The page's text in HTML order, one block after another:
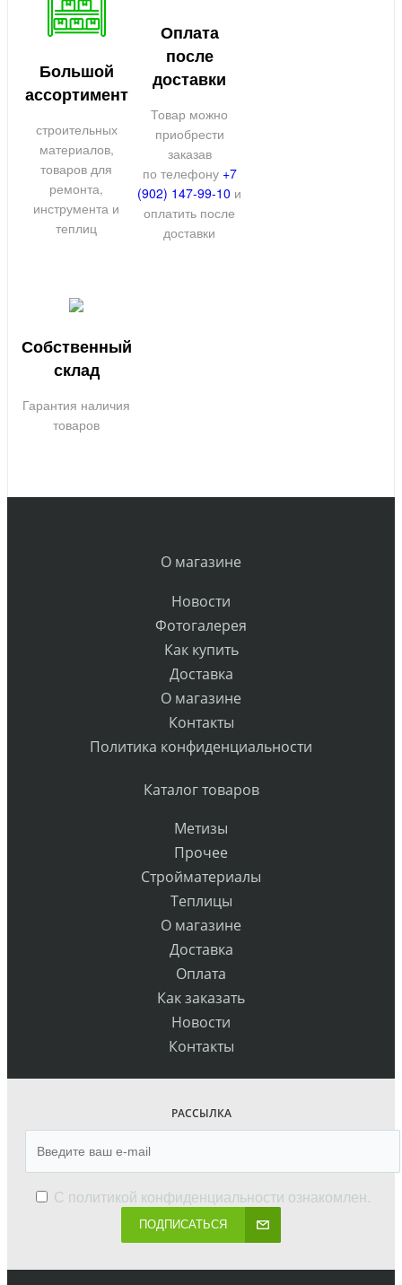
Большой
ассортимент
строительных
материалов,
товаров для
ремонта,
инструмента и
теплиц
Оплата
после
доставки
Товар можно
приобрести
заказав
по телефону +7
(902) 147-99-10 и
оплатить после
доставки
Собственный
склад
Гарантия наличия
товаров
О магазине
Новости
Фотогалерея
Как купить
Доставка
О магазине
Контакты
Политика конфиденциальности
Каталог товаров
Метизы
Прочее
Стройматериалы
Теплицы
О магазине
Доставка
Оплата
Как заказать
Новости
Контакты
РАССЫЛКА
С политикой конфиденциальности ознакомлен.
ПОДПИСАТЬСЯ